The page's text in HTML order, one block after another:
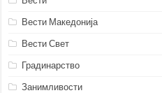
Вести Македонија
Вести Свет
Градинарство
Занимливости